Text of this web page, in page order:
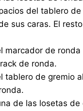
del tablero
sus caras. El
marcador de ronda
de ronda.
tablero de gremio
de las losetas de